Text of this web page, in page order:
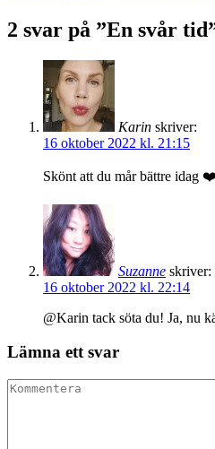
2 svar på ”En svår
Karin skriver:
16 oktober 2022 kl. 21:15
Skönt att du mår bättre idag ❤️
Suzanne skriver:
16 oktober 2022 kl. 22:14
@Karin tack söta du! Ja, nu
Lämna ett svar